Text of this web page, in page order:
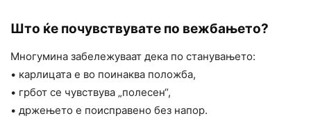
Што ќе почувствувате по вежбањето?
Многумина забележуваат дека по станувањето:
• карлицата е во поинаква положба,
• грбот се чувствува „полесен“,
• држењето е поисправено без напор.